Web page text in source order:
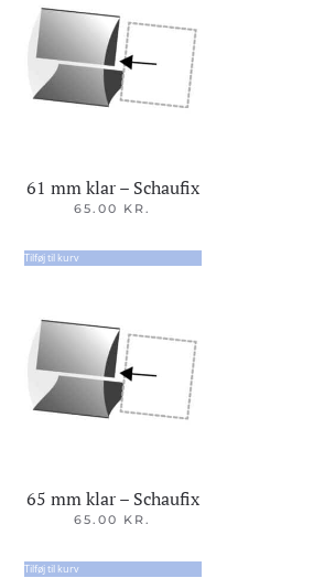
61 mm klar – Schaufix
65.00 KR.
Tilføj til kurv
65 mm klar – Schaufix
65.00 KR.
Tilføj til kurv